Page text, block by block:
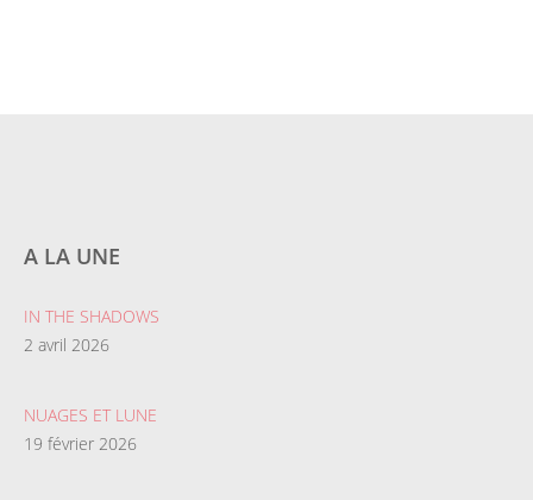
A LA UNE
IN THE SHADOWS
2 avril 2026
NUAGES ET LUNE
19 février 2026